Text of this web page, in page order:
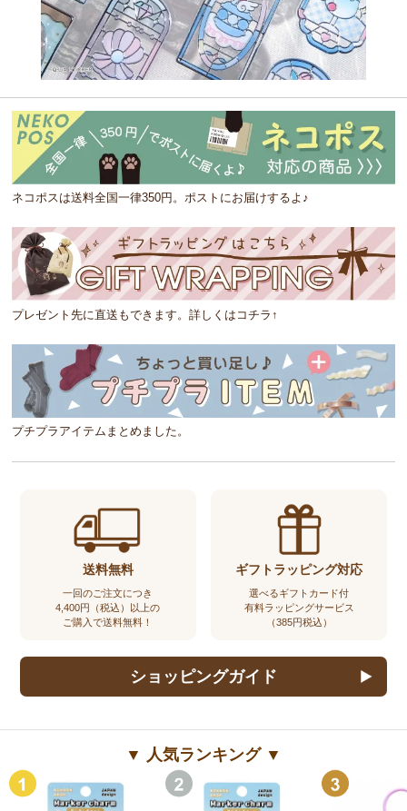
ネコポスは送料全国一律350円。ポストにお届けするよ♪
プレゼント先に直送もできます。詳しくはコチラ↑
プチプラアイテムまとめました。
送料無料
一回のご注文につき
4,400円（税込）以上の
ご購入で送料無料！
ギフトラッピング対応
選べるギフトカード付
有料ラッピングサービス
（385円税込）
ショッピングガイド
▼ 人気ランキング ▼